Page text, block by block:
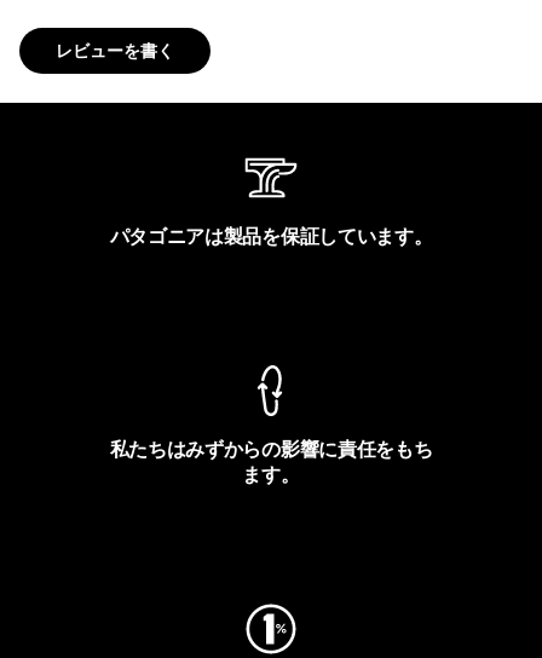
レビューを書く
パタゴニアは製品を保証しています。
私たちはみずからの影響に責任をもち
ます。